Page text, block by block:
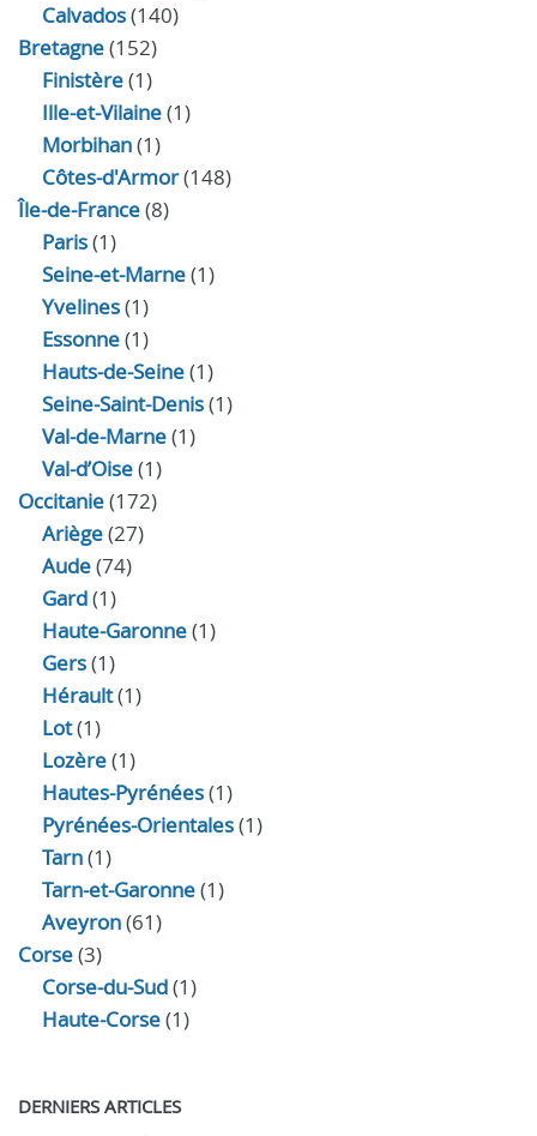
Calvados(140)
Bretagne(152)
Finistère(1)
Ille-et-Vilaine(1)
Morbihan(1)
Côtes-d'Armor(148)
Île-de-France(8)
Paris(1)
Seine-et-Marne(1)
Yvelines(1)
Essonne(1)
Hauts-de-Seine(1)
Seine-Saint-Denis(1)
Val-de-Marne(1)
Val-d’Oise(1)
Occitanie(172)
Ariège(27)
Aude(74)
Gard(1)
Haute-Garonne(1)
Gers(1)
Hérault(1)
Lot(1)
Lozère(1)
Hautes-Pyrénées(1)
Pyrénées-Orientales(1)
Tarn(1)
Tarn-et-Garonne(1)
Aveyron(61)
Corse(3)
Corse-du-Sud(1)
Haute-Corse(1)
DERNIERS ARTICLES